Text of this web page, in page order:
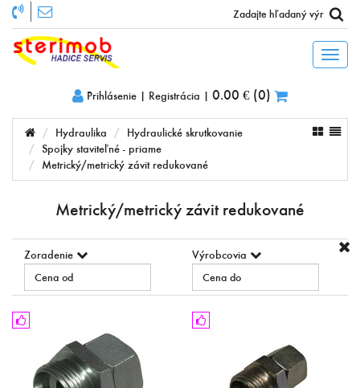
Prihlásenie | Registrácia | 0.00 € (0)
Hydraulika
Hydraulické skrutkovanie
Spojky staviteľné - priame
Metrický/metrický závit redukované
Metrický/metrický závit redukované
Zoradenie Výrobcovia